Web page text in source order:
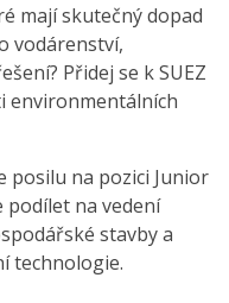
mají skutečný dopad
vodárenství,
Přidej se k SUEZ
environmentálních
posilu na pozici Junior
na vedení
stavby a
technologie.